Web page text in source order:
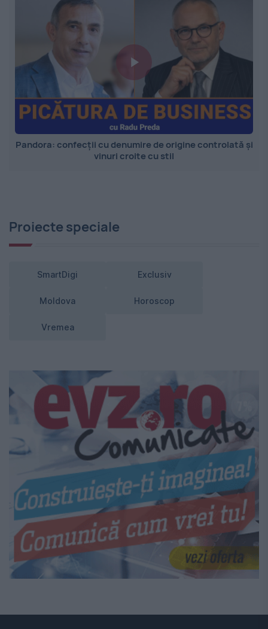
Pandora: confecții cu denumire de origine controlată și
vinuri croite cu stil
Proiecte speciale
SmartDigi Exclusiv
Moldova Horoscop
Vremea